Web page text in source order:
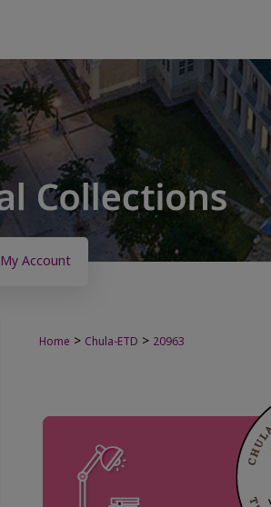
My Account
Home > Chula-ETD > 20963